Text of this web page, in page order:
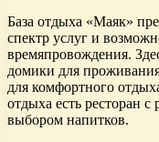
База отдыха «Маяк»
спектр услуг и
времяпровождения.
домики для
для комфортного
отдыха есть ресторан
выбором напитков.